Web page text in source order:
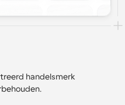
handelsmerk